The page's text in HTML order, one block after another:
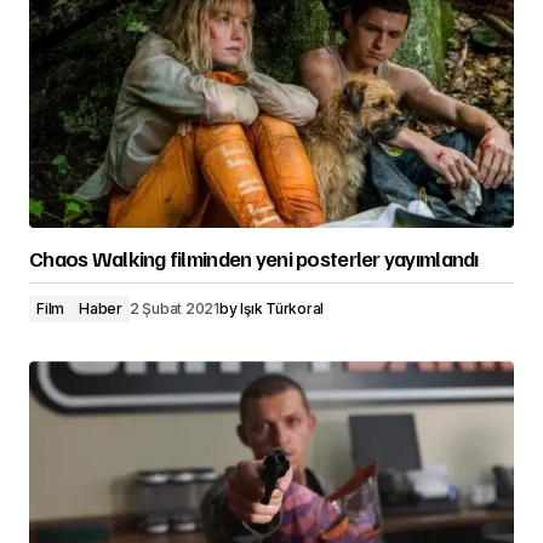
Chaos Walking filminden yeni posterler yayımlandı
Film Haber 2 Şubat 2021byIşık Türkoral